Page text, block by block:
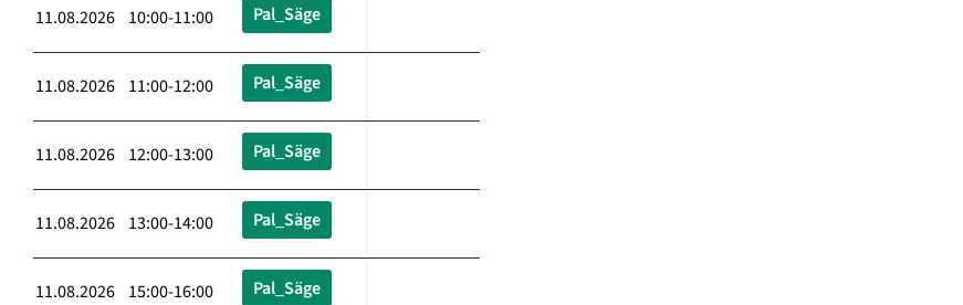
11.08.2026 10:00-11:00 Pal_Säge
11.08.2026 11:00-12:00 Pal_Säge
11.08.2026 12:00-13:00 Pal_Säge
11.08.2026 13:00-14:00 Pal_Säge
11.08.2026 15:00-16:00 Pal_Säge